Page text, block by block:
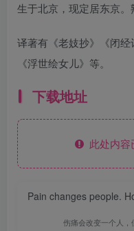
生于北京，现定居东京。
译著有《老妓抄》《闭经
《浮世绘女儿》等。
下载地址
此处内容
Pain changes people.
伤痛会改变一个人